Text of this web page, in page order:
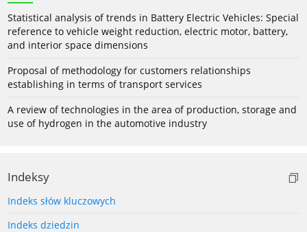
Statistical analysis of trends in Battery Electric Vehicles: Special
reference to vehicle weight reduction, electric motor, battery,
and interior space dimensions
Proposal of methodology for customers relationships
establishing in terms of transport services
A review of technologies in the area of production, storage and
use of hydrogen in the automotive industry
Indeksy
Indeks słów kluczowych
Indeks dziedzin